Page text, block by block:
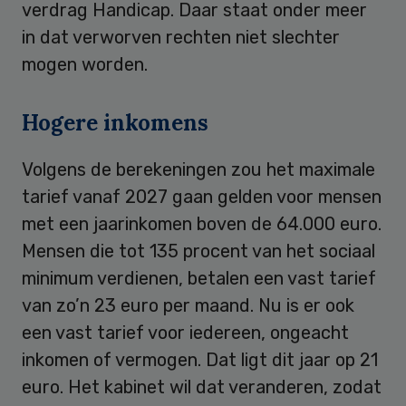
verdrag Handicap. Daar staat onder meer
in dat verworven rechten niet slechter
mogen worden.
Hogere inkomens
Volgens de berekeningen zou het maximale
tarief vanaf 2027 gaan gelden voor mensen
met een jaarinkomen boven de 64.000 euro.
Mensen die tot 135 procent van het sociaal
minimum verdienen, betalen een vast tarief
van zo’n 23 euro per maand. Nu is er ook
een vast tarief voor iedereen, ongeacht
inkomen of vermogen. Dat ligt dit jaar op 21
euro. Het kabinet wil dat veranderen, zodat